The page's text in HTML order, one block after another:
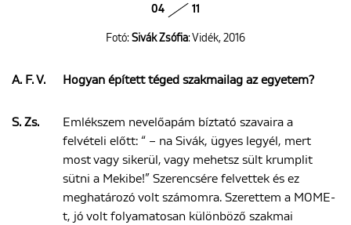
04 11
Fotó: Sivák Zsófia: Vidék, 2016
A. F. V. Hogyan épített téged szakmailag az egyetem?
S. Zs.
Emlékszem nevelőapám bíztató szavaira a
felvételi előtt: “ – na Sivák, ügyes legyél, mert
most vagy sikerül, vagy mehetsz sült krumplit
sütni a Mekibe!” Szerencsére felvettek és ez
meghatározó volt számomra. Szerettem a MOME-
t, jó volt folyamatosan különböző szakmai